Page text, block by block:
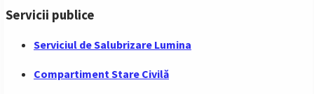
Servicii publice
Serviciul de Salubrizare Lumina
Compartiment Stare Civilă